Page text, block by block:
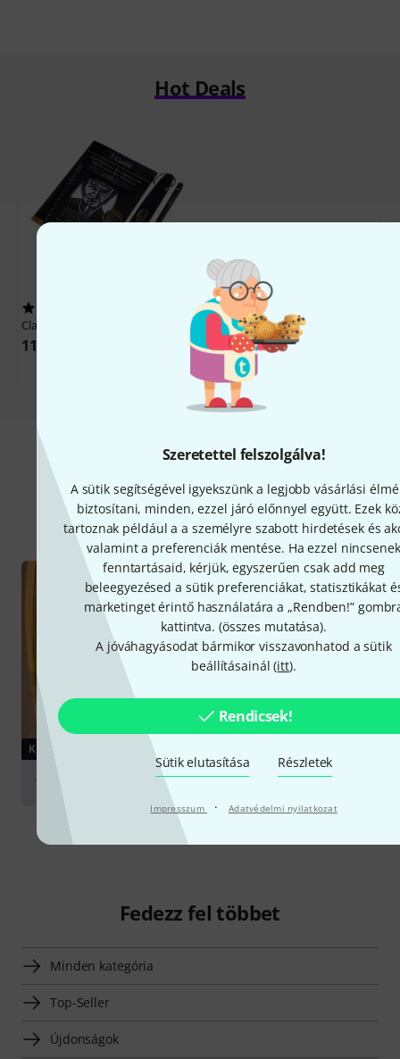
Szeretettel felszolgálva!
A sütik segítségével igyekszünk a legjobb vásárlási
biztosítani, minden, ezzel járó előnnyel együtt. Ezek
tartoznak például a a személyre szabott hirdetések és
valamint a preferenciák mentése. Ha ezzel nincsenek
fenntartásaid, kérjük, egyszerűen csak add meg
beleegyezésed a sütik preferenciákat, statisztikákat
marketinget érintő használatára a „Rendben!”
kattintva. (összes mutatása).
A jóváhagyásodat bármikor visszavonhatod a sütik
beállításainál (itt).
Rendicsek!
Sütik elutasítása Részletek
Impresszum · Adatvédelmi nyilatkozat
Hot Deals
Clarke
11 290 Ft
Mind Kalauz
KALAUZ
Tenor and Baritone Horns
Fedezz fel többet
Minden kategória
Top-Seller
Újdonságok